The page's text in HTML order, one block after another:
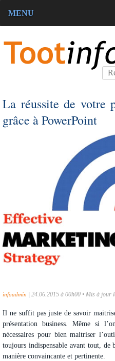
MENU
La réussite de votre
grâce à PowerPoint
infoadmin 24.06.2015 à 00h00 • Mis à jour
Il ne suffit pas juste de savoir
présentation business. Même si
nécessaires pour bien maitriser
toujours indispensable avant tout, de
manière convaincante et pertinente.